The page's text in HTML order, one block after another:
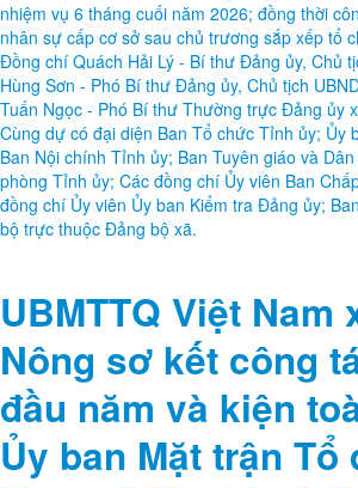
ĐẢNG ỦY XÃ TAM
KẾT NHIỆM VỤ
THÁNG ĐẦU NĂM
BỐ CÁC QUYẾT
SỰ THÔN MỚI SAU
công Hội nghị Ban Chấp hành Đảng bộ xã mở
hiện nhiệm vụ chính trị 6 tháng đầu năm, triển
nhiệm vụ 6 tháng cuối năm 2026; đồng thời
nhân sự cấp cơ sở sau chủ trương sắp xếp tổ
Đồng chí Quách Hải Lý - Bí thư Đảng ủy, Chủ
Hùng Sơn - Phó Bí thư Đảng ủy, Chủ tịch
Tuấn Ngọc - Phó Bí thư Thường trực Đảng ủy
Cùng dự có đại diện Ban Tổ chức Tỉnh ủy; Ủy